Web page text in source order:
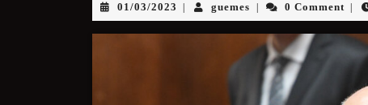
01/03/2023 guemes 0 Comment